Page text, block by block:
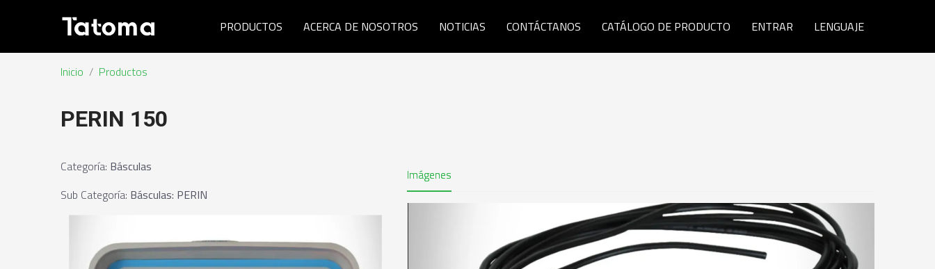
PRODUCTOS ACERCA DE NOSOTROS NOTICIAS CONTÁCTANOS CATÁLOGO DE PRODUCTO ENTRAR LENGUAJE
Inicio / Productos
PERIN 150
Categoría: Básculas
Sub Categoría: Básculas: PERIN
Imágenes